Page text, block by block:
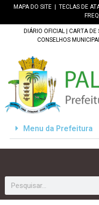
MAPA DO SITE TECLAS DE
DIÁRIO OFICIAL CARTA DE
CONSELHOS
Menu da Prefeitura